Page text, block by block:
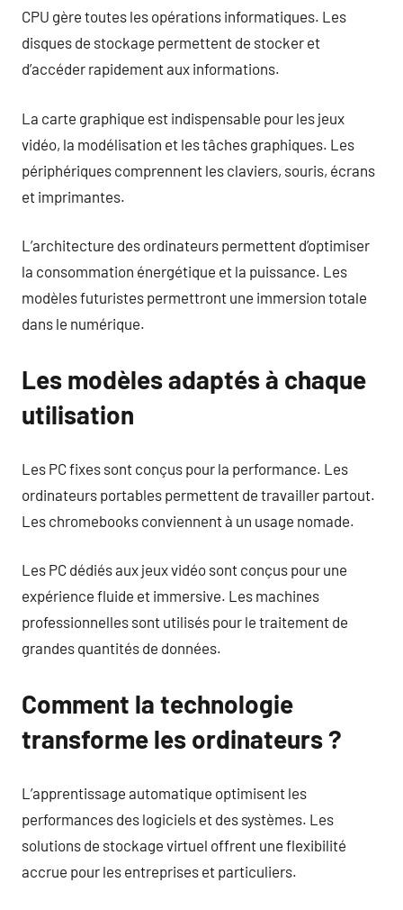
CPU gère toutes les opérations informatiques. Les
disques de stockage permettent de stocker et
d’accéder rapidement aux informations.
La carte graphique est indispensable pour les jeux
vidéo, la modélisation et les tâches graphiques. Les
périphériques comprennent les claviers, souris, écrans
et imprimantes.
L’architecture des ordinateurs permettent d’optimiser
la consommation énergétique et la puissance. Les
modèles futuristes permettront une immersion totale
dans le numérique.
Les modèles adaptés à chaque
utilisation
Les PC fixes sont conçus pour la performance. Les
ordinateurs portables permettent de travailler partout.
Les chromebooks conviennent à un usage nomade.
Les PC dédiés aux jeux vidéo sont conçus pour une
expérience fluide et immersive. Les machines
professionnelles sont utilisés pour le traitement de
grandes quantités de données.
Comment la technologie
transforme les ordinateurs ?
L’apprentissage automatique optimisent les
performances des logiciels et des systèmes. Les
solutions de stockage virtuel offrent une flexibilité
accrue pour les entreprises et particuliers.